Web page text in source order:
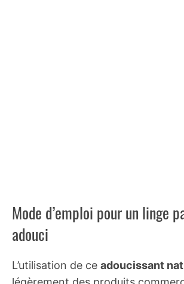
Mode d’emploi pour un linge
adouci
L’utilisation de ce adoucissant